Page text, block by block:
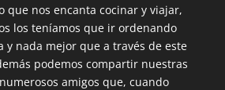
que nos encanta cocinar y viajar,
los teníamos que ir ordenando
y nada mejor que a través de este
podemos compartir nuestras
amigos que, cuando